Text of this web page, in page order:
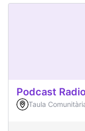
Podcast
Taula